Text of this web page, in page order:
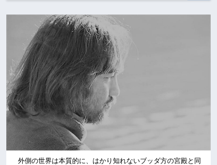
外側の世界は本質的に、はかり知れないブッダ方の宮殿と同